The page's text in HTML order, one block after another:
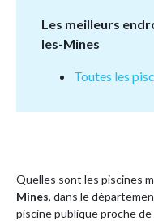
Les meilleurs
les-Mines
Toutes les
Quelles sont les piscines
Mines, dans le
piscine publique proche